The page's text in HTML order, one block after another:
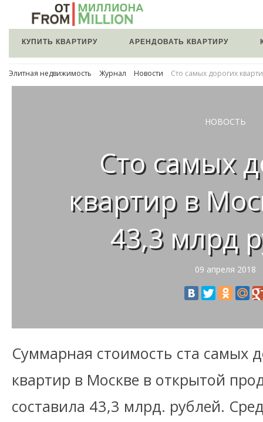
КУПИТЬ КВАРТИРУ АРЕНДОВАТЬ КВАРТИРУ
Элитная недвижимость Журнал Новости Сто самых дорогих
НОВОСТЬ
Сто самых
квартир в
43,3 млрд
09 апреля 2018
Суммарная стоимость ста самых
квартир в Москве в открытой
составила 43,3 млрд. рублей.